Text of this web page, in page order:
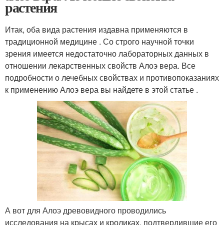
растения
Итак, оба вида растения издавна применяются в
традиционной медицине . Со строго научной точки
зрения имеется недостаточно лабораторных данных в
отношении лекарственных свойств Алоэ вера. Все
подробности о лечебных свойствах и противопоказаниях
к применению Алоэ вера вы найдете в этой статье .
А вот для Алоэ древовидного проводились
исследования на крысах и кроликах, подтвердившие его